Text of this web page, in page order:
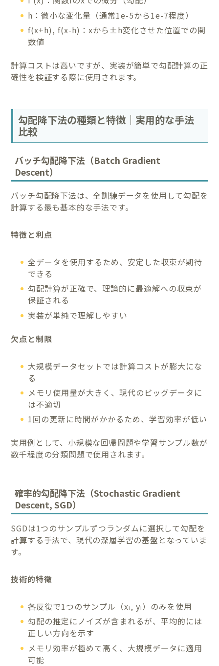
h：微小な変化量（通常1e-5から1e-7程度）
f(x+h), f(x-h)：xから±h変化させた位置での関
数値
計算コストは高いですが、実装が簡単で勾配計算の正
確性を検証する際に使用されます。
勾配降下法の種類と特徴｜実用的な手法
比較
バッチ勾配降下法（Batch Gradient
Descent）
バッチ勾配降下法は、全訓練データを使用して勾配を
計算する最も基本的な手法です。
特徴と利点
全データを使用するため、安定した収束が期待
できる
勾配計算が正確で、理論的に最適解への収束が
保証される
実装が単純で理解しやすい
欠点と制限
大規模データセットでは計算コストが膨大にな
る
メモリ使用量が大きく、現代のビッグデータに
は不適切
1回の更新に時間がかかるため、学習効率が低い
実用例として、小規模な回帰問題や学習サンプル数が
数千程度の分類問題で使用されます。
確率的勾配降下法（Stochastic Gradient
Descent, SGD）
SGDは1つのサンプルずつランダムに選択して勾配を
計算する手法で、現代の深層学習の基盤となっていま
す。
技術的特徴
各反復で1つのサンプル（xᵢ, yᵢ）のみを使用
勾配の推定にノイズが含まれるが、平均的には
正しい方向を示す
メモリ効率が極めて高く、大規模データに適用
可能